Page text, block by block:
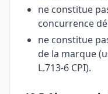
ne constitue
concurrence
ne constitue
de la marque
L.713-6 CPI).